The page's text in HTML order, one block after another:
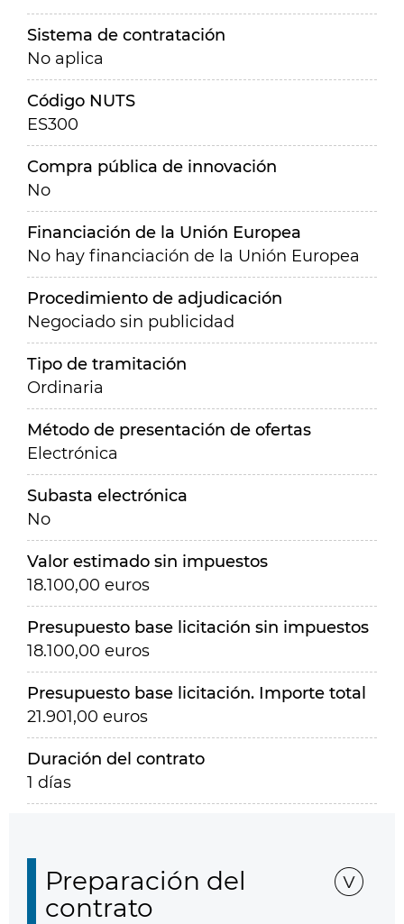
Sistema de contratación
No aplica
Código NUTS
ES300
Compra pública de innovación
No
Financiación de la Unión Europea
No hay financiación de la Unión Europea
Procedimiento de adjudicación
Negociado sin publicidad
Tipo de tramitación
Ordinaria
Método de presentación de ofertas
Electrónica
Subasta electrónica
No
Valor estimado sin impuestos
18.100,00 euros
Presupuesto base licitación sin impuestos
18.100,00 euros
Presupuesto base licitación. Importe total
21.901,00 euros
Duración del contrato
1 días
Preparación del
contrato